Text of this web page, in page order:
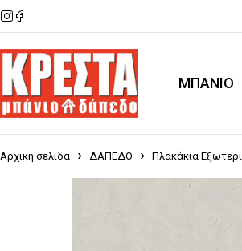
ΜΠΑΝΙΟ
Αρχική σελίδα ΔΑΠΕΔΟ Πλακάκια